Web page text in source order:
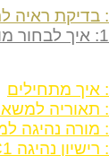
כתבת מידע 10: איך